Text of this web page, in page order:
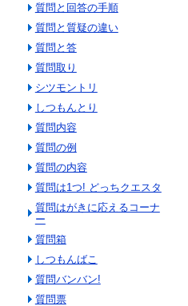
質問と回答の手順
質問と質疑の違い
質問と答
質問取り
シツモントリ
しつもんとり
質問内容
質問の例
質問の内容
質問は1つ! どっちクエスタ
質問はがきに応えるコーナ
ー
質問箱
しつもんばこ
質問バンバン!
質問票